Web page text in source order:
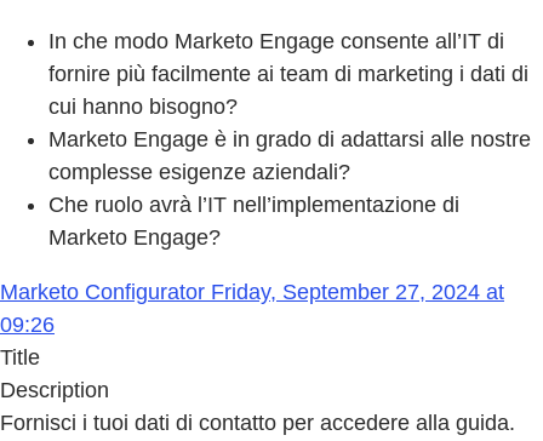
In che modo Marketo Engage consente all’IT di
fornire più facilmente ai team di marketing i dati di
cui hanno bisogno?
Marketo Engage è in grado di adattarsi alle nostre
complesse esigenze aziendali?
Che ruolo avrà l’IT nell’implementazione di
Marketo Engage?
Marketo Configurator Friday, September 27, 2024 at
09:26
Title
Description
Fornisci i tuoi dati di contatto per accedere alla guida.